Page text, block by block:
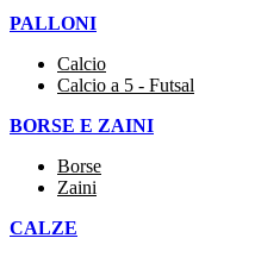
PALLONI
Calcio
Calcio a 5 - Futsal
BORSE E ZAINI
Borse
Zaini
CALZE